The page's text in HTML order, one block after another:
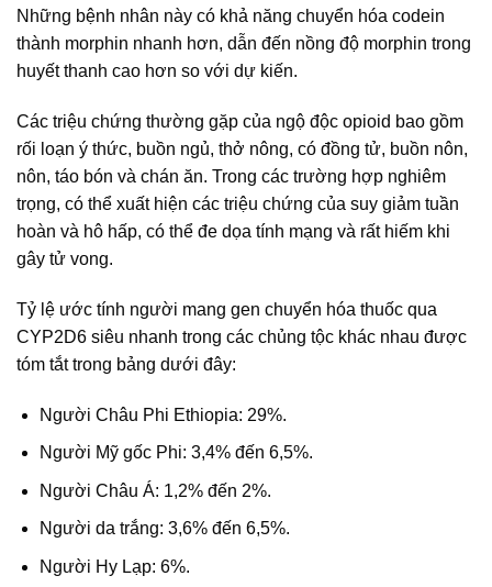
Những bệnh nhân này có khả năng chuyển hóa codein
thành morphin nhanh hơn, dẫn đến nồng độ morphin trong
huyết thanh cao hơn so với dự kiến.
Các triệu chứng thường gặp của ngộ độc opioid bao gồm
rối loạn ý thức, buồn ngủ, thở nông, có đồng tử, buồn nôn,
nôn, táo bón và chán ăn. Trong các trường hợp nghiêm
trọng, có thể xuất hiện các triệu chứng của suy giảm tuần
hoàn và hô hấp, có thể đe dọa tính mạng và rất hiếm khi
gây tử vong.
Tỷ lệ ước tính người mang gen chuyển hóa thuốc qua
CYP2D6 siêu nhanh trong các chủng tộc khác nhau được
tóm tắt trong bảng dưới đây:
Người Châu Phi Ethiopia: 29%.
Người Mỹ gốc Phi: 3,4% đến 6,5%.
Người Châu Á: 1,2% đến 2%.
Người da trắng: 3,6% đến 6,5%.
Người Hy Lạp: 6%.